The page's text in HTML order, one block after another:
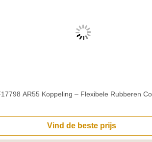
AR55 Koppeling – Flexibele Rubberen
Vind de beste prijs